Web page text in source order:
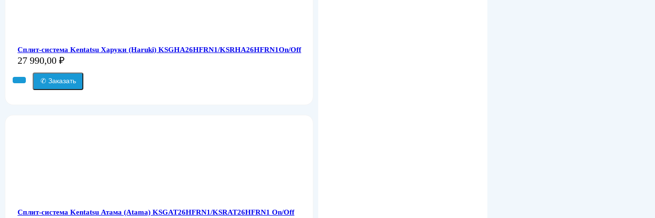
Сплит-система Kentatsu Харуки (Haruki) KSGHA26HFRN1/KSRHA26HFRN1On/Off
27 990,00 ₽
✆ Заказать
Сплит-система Kentatsu Атама (Atama) KSGAT26HFRN1/KSRAT26HFRN1 On/Off